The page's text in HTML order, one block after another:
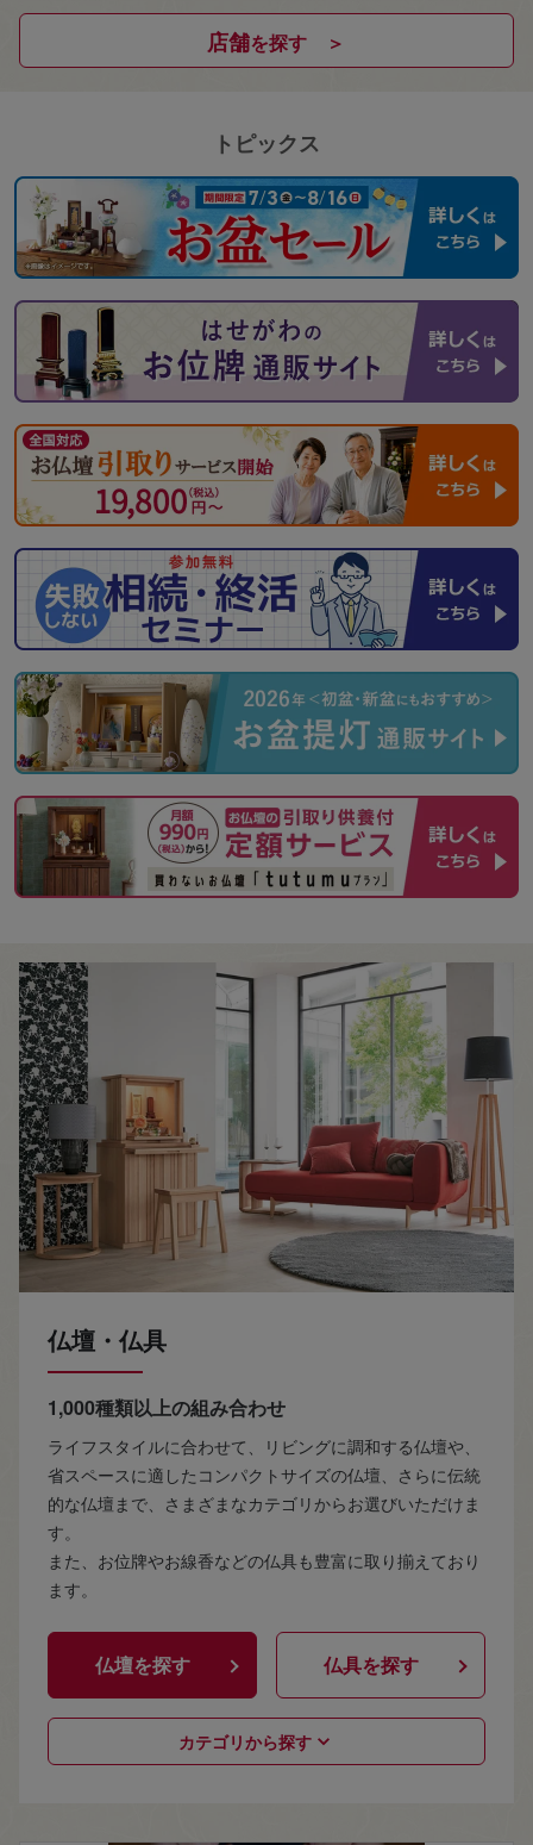
店舗を探す ＞
トピックス
仏壇・仏具
1,000種類以上の組み合わせ
ライフスタイルに合わせて、リビングに調和する仏壇や、
省スペースに適したコンパクトサイズの仏壇、さらに伝統
的な仏壇まで、さまざまなカテゴリからお選びいただけま
す。
また、お位牌やお線香などの仏具も豊富に取り揃えており
ます。
仏壇を探す 仏具を探す
カテゴリから探す